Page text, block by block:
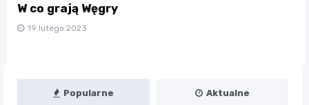
W co grają Węgry
19 lutego 2023
Popularne Aktualne